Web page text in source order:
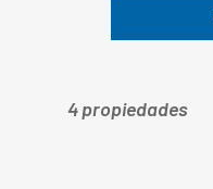
4 propiedades